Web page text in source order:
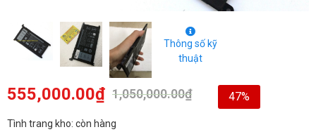
Thông số kỹ
thuật
1,050,000.00₫
555,000.00₫ 47%
Tình trang kho: còn hàng